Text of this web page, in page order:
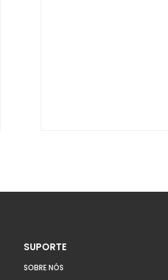
SUPORTE
SOBRE NÓS